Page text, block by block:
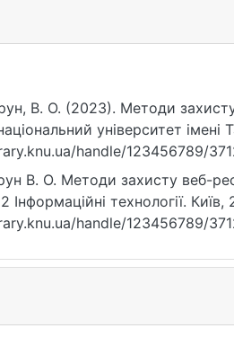
В. О. (2023). Методи
університет
handle/123456789/
В. О. Методи захисту веб-
Інформаційні технології.
handle/123456789/